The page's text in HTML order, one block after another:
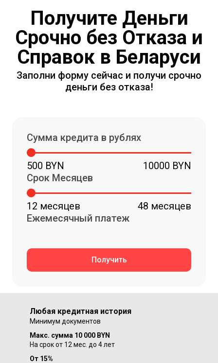
Получите Деньги
Срочно без Отказа и
Справок в Беларуси
Заполни форму сейчас и получи срочно
деньги без отказа!
Сумма кредита в рублях
500 BYN
10000 BYN
Срок Месяцев
12 месяцев
48 месяцев
Ежемесячный платеж
Получить
Любая кредитная история
Минимум документов
Макс. сумма 10 000 BYN
На срок от 12 мес. до 4 лет
От 15%